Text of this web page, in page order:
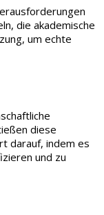
die akademische
um echte
diese
darauf, indem es
und zu